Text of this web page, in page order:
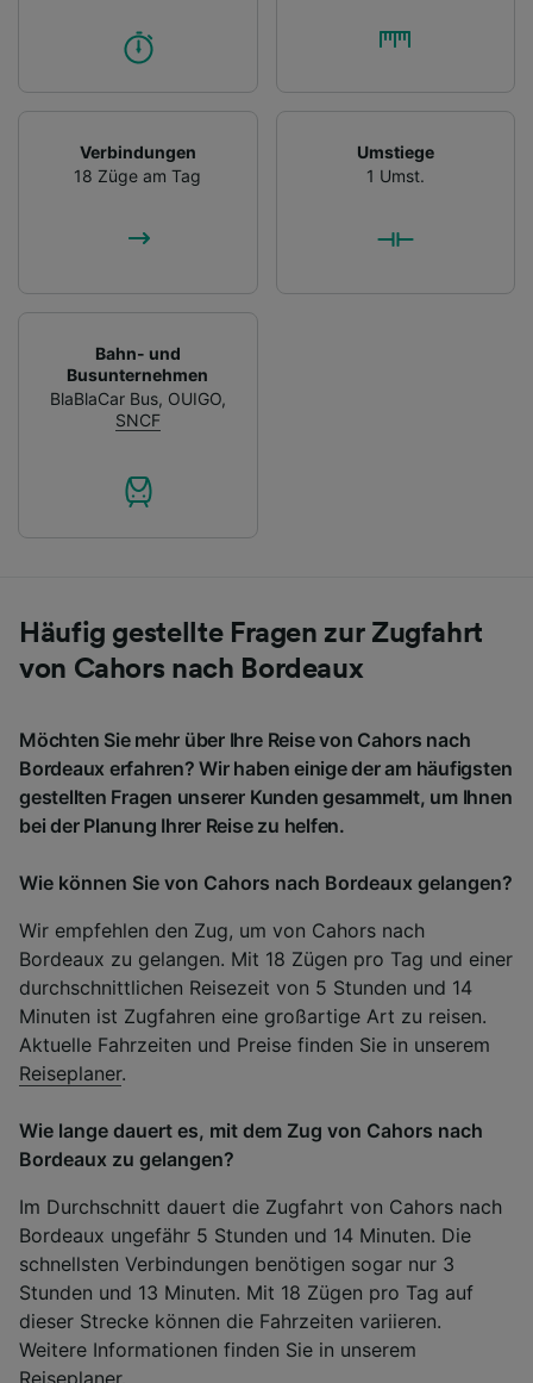
Verbindungen
18 Züge am Tag
Umstiege
1 Umst.
Bahn- und
Busunternehmen
BlaBlaCar Bus, OUIGO,
SNCF
Häufig gestellte Fragen zur Zugfahrt
von Cahors nach Bordeaux
Möchten Sie mehr über Ihre Reise von Cahors nach
Bordeaux erfahren? Wir haben einige der am häufigsten
gestellten Fragen unserer Kunden gesammelt, um Ihnen
bei der Planung Ihrer Reise zu helfen.
Wie können Sie von Cahors nach Bordeaux gelangen?
Wir empfehlen den Zug, um von Cahors nach
Bordeaux zu gelangen. Mit 18 Zügen pro Tag und einer
durchschnittlichen Reisezeit von 5 Stunden und 14
Minuten ist Zugfahren eine großartige Art zu reisen.
Aktuelle Fahrzeiten und Preise finden Sie in unserem
Reiseplaner.
Wie lange dauert es, mit dem Zug von Cahors nach
Bordeaux zu gelangen?
Im Durchschnitt dauert die Zugfahrt von Cahors nach
Bordeaux ungefähr 5 Stunden und 14 Minuten. Die
schnellsten Verbindungen benötigen sogar nur 3
Stunden und 13 Minuten. Mit 18 Zügen pro Tag auf
dieser Strecke können die Fahrzeiten variieren.
Weitere Informationen finden Sie in unserem
Reiseplaner.